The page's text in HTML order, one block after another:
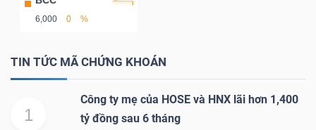
6,000 0 %
TIN TỨC MÃ CHỨNG KHOÁN
1
Công ty mẹ của HOSE và HNX lãi hơn 1,400
tỷ đồng sau 6 tháng
YẾU
DÙNG